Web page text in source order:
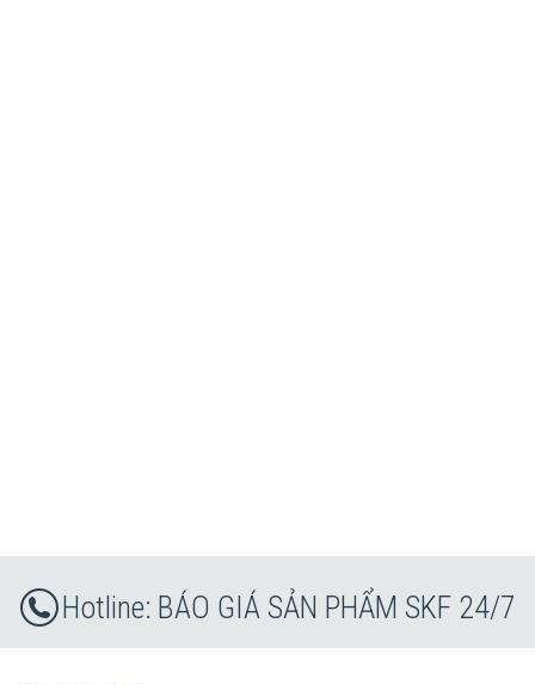
BÁO GIÁ SẢN PHẨM SKF 24/7